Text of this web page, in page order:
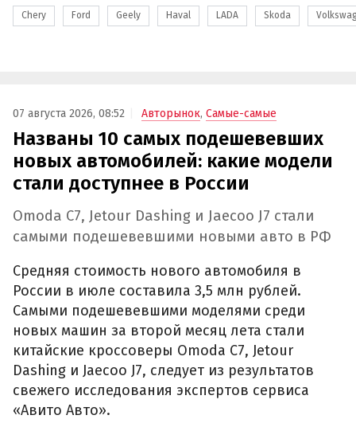
Chery Ford Geely Haval LADA Skoda
07 августа 2026, 08:52 Авторынок, Самые-самые
Названы 10 самых подешевевших
новых автомобилей: какие модели
стали доступнее в России
Omoda C7, Jetour Dashing и Jaecoo J7 стали
самыми подешевевшими новыми авто в РФ
Средняя стоимость нового автомобиля в
России в июле составила 3,5 млн рублей.
Самыми подешевевшими моделями среди
новых машин за второй месяц лета стали
китайские кроссоверы Omoda C7, Jetour
Dashing и Jaecoo J7, следует из результатов
свежего исследования экспертов сервиса
«Авито Авто».